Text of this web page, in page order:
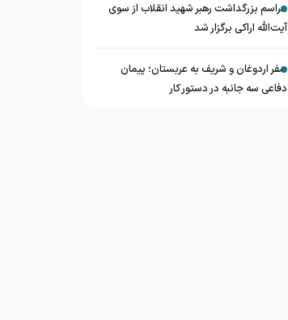
مراسم بزرگداشت رهبر شهید انقلاب از سوی
آیت‌الله اراکی برگزار شد
سفر اردوغان و شریف به عربستان؛ پیمان
دفاعی سه جانبه در دستور کار